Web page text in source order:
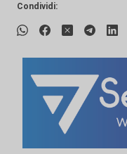
Condividi: